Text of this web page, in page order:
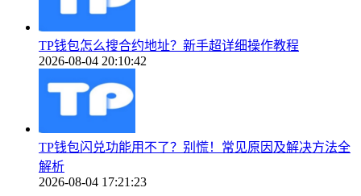
TP钱包怎么搜合约地址？新手超详细操作教程
2026-08-04 20:10:42
TP钱包闪兑功能用不了？别慌！常见原因及解决方法全
解析
2026-08-04 17:21:23